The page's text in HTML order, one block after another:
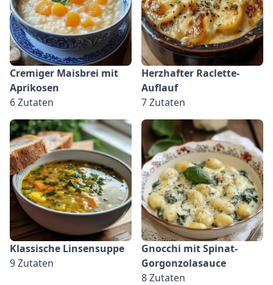
Cremiger Maisbrei mit
Aprikosen
6 Zutaten
Herzhafter Raclette-
Auflauf
7 Zutaten
Klassische Linsensuppe
9 Zutaten
Gnocchi mit Spinat-
Gorgonzolasauce
8 Zutaten